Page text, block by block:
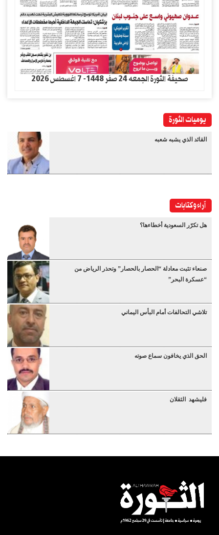
صحيفة الثورة الجمعه 24 صفر 1448- 7 اغسطس 2026
يوميات الثورة
القائد الذي يشبه شعبه
آراء وكتابات
هل تكرّر السعودية أخطاءها؟
صنعاء تثبت معادلة “الحصار بالحصار” وتحذر الرياض من
“عسكرة البحر”
تلاشي التحالفات أمام البأس اليماني
الحق الذي يخافون سماع صوته
فليشهد الثقلان